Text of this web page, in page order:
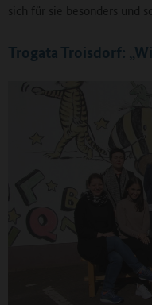
sich für sie besonders und
Trogata Troisdorf: